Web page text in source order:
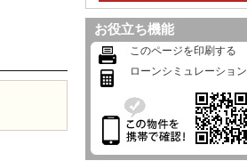
お役立ち機能
このページを印刷する
ローンシミュレーション